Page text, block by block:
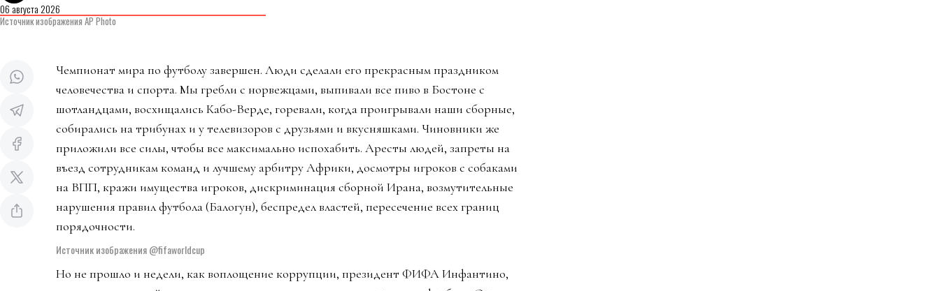
06 августа 2026
Источник изображения AP Photo
Чемпионат мира по футболу завершен. Люди сделали его прекрасным праздником
человечества и спорта. Мы гребли с норвежцами, выпивали все пиво в Бостоне с
шотландцами, восхищались Кабо-Верде, горевали, когда проигрывали наши сборные,
собирались на трибунах и у телевизоров с друзьями и вкусняшками. Чиновники же
приложили все силы, чтобы все максимально испохабить. Аресты людей, запреты на
въезд сотрудникам команд и лучшему арбитру Африки, досмотры игроков с собаками
на ВПП, кражи имущества игроков, дискриминация сборной Ирана, возмутительные
нарушения правил футбола (Балогун), беспредел властей, пересечение всех границ
порядочности.